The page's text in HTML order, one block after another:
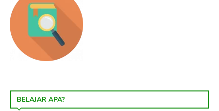
BELAJAR APA?